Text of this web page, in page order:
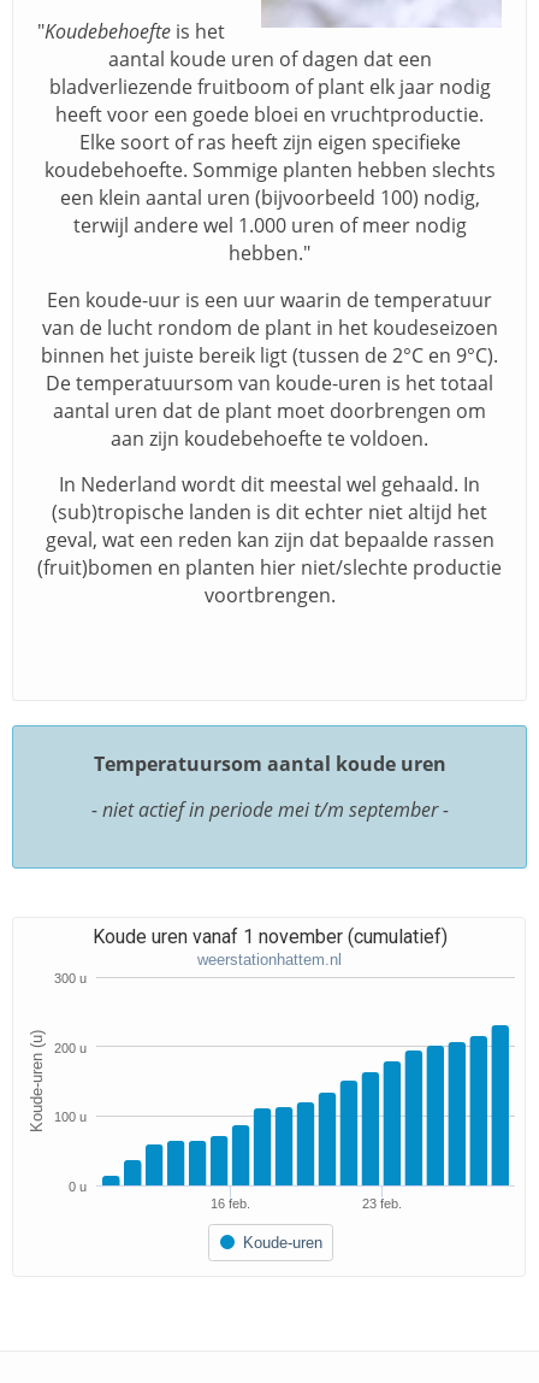
"Koudebehoefte is het
aantal koude uren of dagen dat een
bladverliezende fruitboom of plant elk jaar nodig
heeft voor een goede bloei en vruchtproductie.
Elke soort of ras heeft zijn eigen specifieke
koudebehoefte. Sommige planten hebben slechts
een klein aantal uren (bijvoorbeeld 100) nodig,
terwijl andere wel 1.000 uren of meer nodig
hebben."
Een koude-uur is een uur waarin de temperatuur
van de lucht rondom de plant in het koudeseizoen
binnen het juiste bereik ligt (tussen de 2°C en 9°C).
De temperatuursom van koude-uren is het totaal
aantal uren dat de plant moet doorbrengen om
aan zijn koudebehoefte te voldoen.
In Nederland wordt dit meestal wel gehaald. In
(sub)tropische landen is dit echter niet altijd het
geval, wat een reden kan zijn dat bepaalde rassen
(fruit)bomen en planten hier niet/slechte productie
voortbrengen.
Temperatuursom aantal koude uren
- niet actief in periode mei t/m september -
Koude-uren (u)
Koude uren vanaf 1 november (cumulatief)
weerstationhattem.nl
Koude-uren
16 feb. 23 feb.
0 u
100 u
200 u
300 u